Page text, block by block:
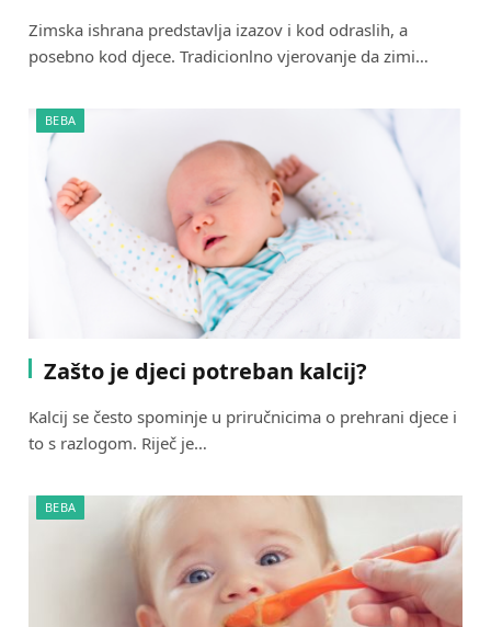
Zimska ishrana predstavlja izazov i kod odraslih, a
posebno kod djece. Tradicionlno vjerovanje da zimi…
BEBA
Zašto je djeci potreban kalcij?
Kalcij se često spominje u priručnicima o prehrani djece i
to s razlogom. Riječ je…
BEBA